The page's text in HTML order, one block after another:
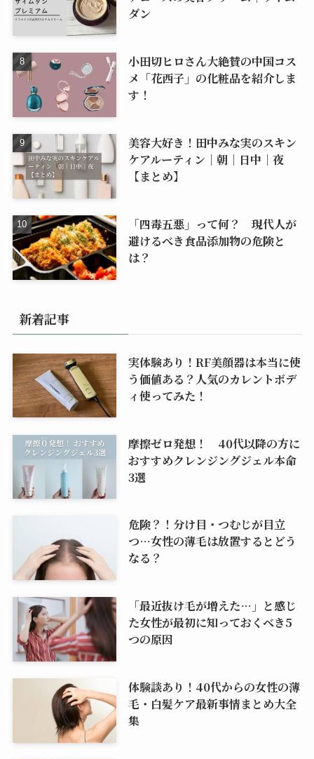
ダン
小田切ヒロさん大絶賛の中国コス
メ「花西子」の化粧品を紹介しま
す！
美容大好き！田中みな実のスキン
ケアルーティン｜朝｜日中｜夜
【まとめ】
「四毒五悪」って何？ 現代人が
避けるべき食品添加物の危険と
は？
新着記事
実体験あり！RF美顔器は本当に使
う価値ある？人気のカレントボデ
ィ使ってみた！
摩擦ゼロ発想！ 40代以降の方に
おすすめクレンジングジェル本命
3選
危険？！分け目・つむじが目立
つ…女性の薄毛は放置するとどう
なる？
「最近抜け毛が増えた…」と感じ
た女性が最初に知っておくべき5
つの原因
体験談あり！40代からの女性の薄
毛・白髪ケア最新事情まとめ大全
集